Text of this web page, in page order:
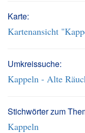
Karte:
Kartenansicht
Umkreissuche:
Kappeln - Alte
Stichwörter zum
Kappeln